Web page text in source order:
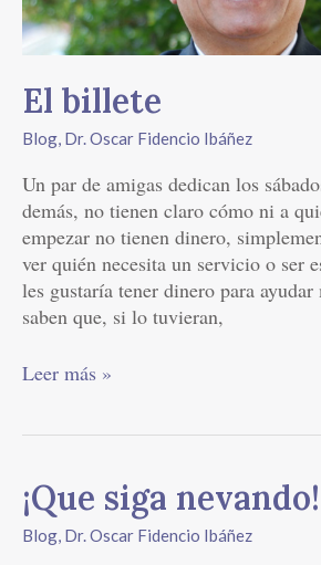
El billete
Blog, Dr. Oscar Fidencio Ibáñez
Un par de amigas dedican los
demás, no tienen claro cómo ni a
empezar no tienen dinero,
ver quién necesita un servicio o ser
les gustaría tener dinero para ayudar
saben que, si lo tuvieran,
Leer más »
¡Que siga nevando!
Blog Dr. Oscar Fidencio Ibáñez
¡Que
siga
nevando!